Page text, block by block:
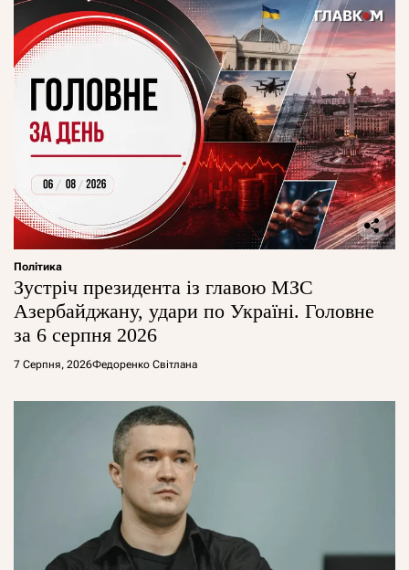
Політика
Зустріч президента із главою МЗС
Азербайджану, удари по Україні. Головне
за 6 серпня 2026
7 Серпня, 2026Федоренко Світлана